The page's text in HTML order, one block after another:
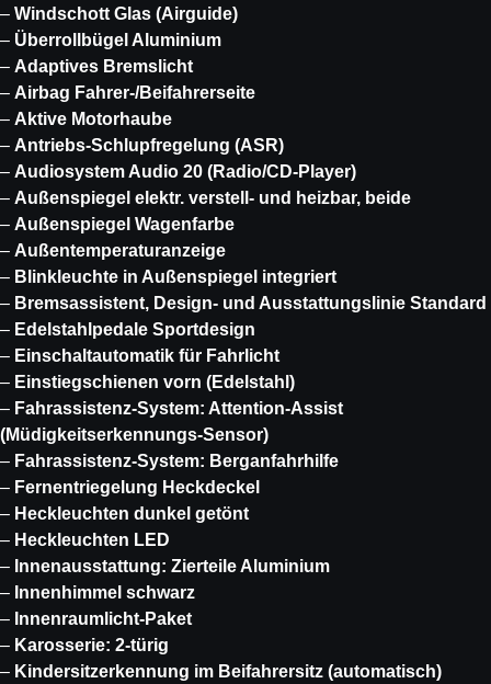
– Windschott Glas (Airguide)
– Überrollbügel Aluminium
– Adaptives Bremslicht
– Airbag Fahrer-/Beifahrerseite
– Aktive Motorhaube
– Antriebs-Schlupfregelung (ASR)
– Audiosystem Audio 20 (Radio/CD-Player)
– Außenspiegel elektr. verstell- und heizbar, beide
– Außenspiegel Wagenfarbe
– Außentemperaturanzeige
– Blinkleuchte in Außenspiegel integriert
– Bremsassistent, Design- und Ausstattungslinie Standard
– Edelstahlpedale Sportdesign
– Einschaltautomatik für Fahrlicht
– Einstiegschienen vorn (Edelstahl)
– Fahrassistenz-System: Attention-Assist
(Müdigkeitserkennungs-Sensor)
– Fahrassistenz-System: Berganfahrhilfe
– Fernentriegelung Heckdeckel
– Heckleuchten dunkel getönt
– Heckleuchten LED
– Innenausstattung: Zierteile Aluminium
– Innenhimmel schwarz
– Innenraumlicht-Paket
– Karosserie: 2-türig
– Kindersitzerkennung im Beifahrersitz (automatisch)